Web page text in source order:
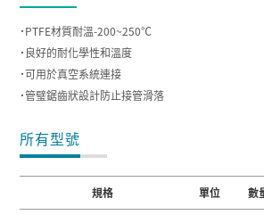
˙PTFE材質耐溫-200~250℃
˙良好的耐化學性和溫度
˙可用於真空系統連接
˙管璧鋸齒狀設計防止接管滑落
所有型號
規格 單位 數